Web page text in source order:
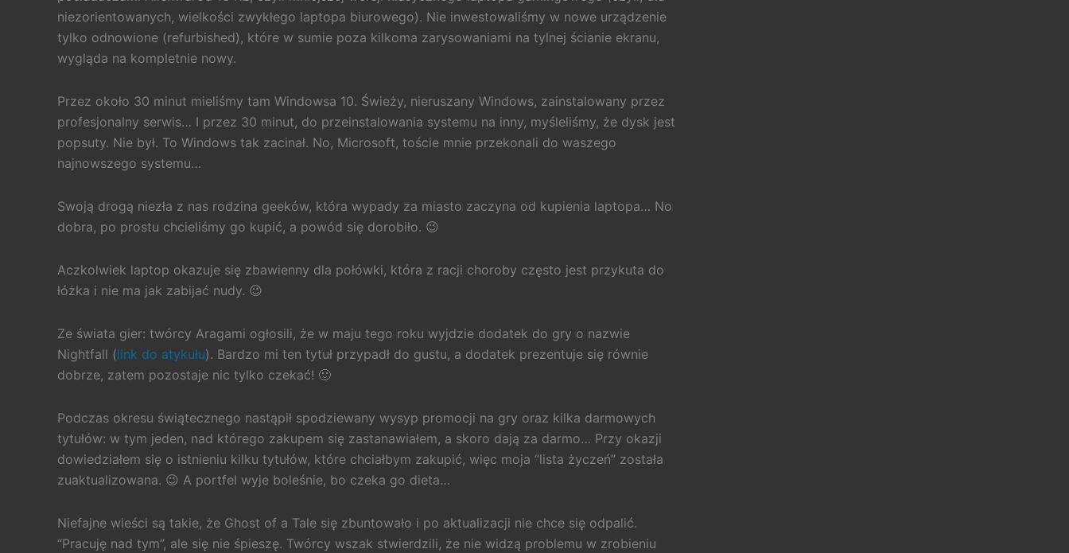
niezorientowanych, wielkości zwykłego laptopa biurowego). Nie inwestowaliśmy w nowe urządzenie
tylko odnowione (refurbished), które w sumie poza kilkoma zarysowaniami na tylnej ścianie ekranu,
wygląda na kompletnie nowy.
Przez około 30 minut mieliśmy tam Windowsa 10. Świeży, nieruszany Windows, zainstalowany przez
profesjonalny serwis… I przez 30 minut, do przeinstalowania systemu na inny, myśleliśmy, że dysk jest
popsuty. Nie był. To Windows tak zacinał. No, Microsoft, toście mnie przekonali do waszego
najnowszego systemu…
Swoją drogą niezła z nas rodzina geeków, która wypady za miasto zaczyna od kupienia laptopa… No
dobra, po prostu chcieliśmy go kupić, a powód się dorobiło. 😉
Aczkolwiek laptop okazuje się zbawienny dla połówki, która z racji choroby często jest przykuta do
łóżka i nie ma jak zabijać nudy. 😉
Ze świata gier: twórcy Aragami ogłosili, że w maju tego roku wyjdzie dodatek do gry o nazwie
Nightfall (link do atykułu). Bardzo mi ten tytuł przypadł do gustu, a dodatek prezentuje się równie
dobrze, zatem pozostaje nic tylko czekać! 🙂
Podczas okresu świątecznego nastąpił spodziewany wysyp promocji na gry oraz kilka darmowych
tytułów: w tym jeden, nad którego zakupem się zastanawiałem, a skoro dają za darmo… Przy okazji
dowiedziałem się o istnieniu kilku tytułów, które chciałbym zakupić, więc moja “lista życzeń” została
zuaktualizowana. 😉 A portfel wyje boleśnie, bo czeka go dieta…
Niefajne wieści są takie, że Ghost of a Tale się zbuntowało i po aktualizacji nie chce się odpalić.
“Pracuję nad tym”, ale się nie śpieszę. Twórcy wszak stwierdzili, że nie widzą problemu w zrobieniu